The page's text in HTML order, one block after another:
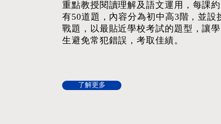
重點教授閱讀理解及語文運用，每課約
有50道題，內容分為初中高3階，並設
戰題，以最貼近學校考試的題型，讓學
生避免常犯錯誤，考取佳績。
了解更多